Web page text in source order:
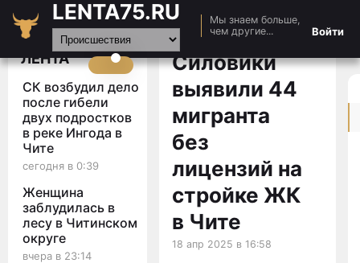
LENTA75.RU
Мы знаем больше,
чем другие...
Войти
Главная
Новости
Видео
Статьи
ЛЕНТА
СК возбудил дело
после гибели
двух подростков
в реке Ингода в
Чите
сегодня в 0:39
Женщина
заблудилась в
лесу в Читинском
округе
вчера в 23:14
Силовики
выявили 44
мигранта
без
лицензий на
стройке ЖК
в Чите
18 апр 2025 в 16:58